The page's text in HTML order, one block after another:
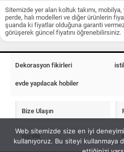
Sitemizde yer alan koltuk takımı, mobilya,
perde, halı modelleri ve diğer ürünlerin
şuanda ki fiyatlar olduğuna garanti
görüşerek güncel fiyatını öğrenebilirsiniz.
Dekorasyon fikirleri
evde yapılacak hobiler
Bize Ulaşın
Gizlilik
Web sitemizde size en iyi
kullanıyoruz. Bu siteyi kullanmaya